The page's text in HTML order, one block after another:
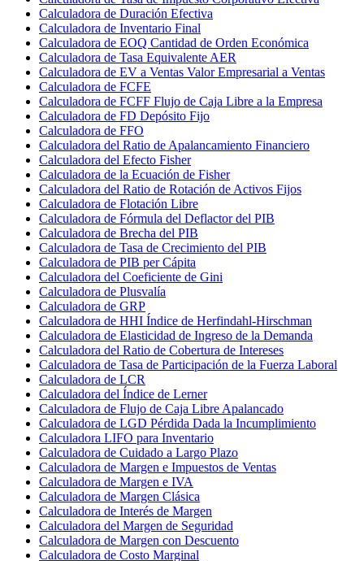
Calculadora de Duración Efectiva
Calculadora de Inventario Final
Calculadora de EOQ Cantidad de Orden Económica
Calculadora de Tasa Equivalente AER
Calculadora de EV a Ventas Valor Empresarial a Ventas
Calculadora de FCFE
Calculadora de FCFF Flujo de Caja Libre a la Empresa
Calculadora de FD Depósito Fijo
Calculadora de FFO
Calculadora del Ratio de Apalancamiento Financiero
Calculadora del Efecto Fisher
Calculadora de la Ecuación de Fisher
Calculadora del Ratio de Rotación de Activos Fijos
Calculadora de Flotación Libre
Calculadora de Fórmula del Deflactor del PIB
Calculadora de Brecha del PIB
Calculadora de Tasa de Crecimiento del PIB
Calculadora de PIB per Cápita
Calculadora del Coeficiente de Gini
Calculadora de Plusvalía
Calculadora de GRP
Calculadora de HHI Índice de Herfindahl-Hirschman
Calculadora de Elasticidad de Ingreso de la Demanda
Calculadora del Ratio de Cobertura de Intereses
Calculadora de Tasa de Participación de la Fuerza Laboral
Calculadora de LCR
Calculadora del Índice de Lerner
Calculadora de Flujo de Caja Libre Apalancado
Calculadora de LGD Pérdida Dada la Incumplimiento
Calculadora LIFO para Inventario
Calculadora de Cuidado a Largo Plazo
Calculadora de Margen e Impuestos de Ventas
Calculadora de Margen e IVA
Calculadora de Margen Clásica
Calculadora de Interés de Margen
Calculadora del Margen de Seguridad
Calculadora de Margen con Descuento
Calculadora de Costo Marginal